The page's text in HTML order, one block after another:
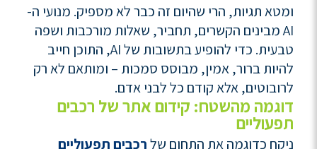
ומטא תגיות, הרי שהיום זה כבר לא מספיק. מנועי ה-
AI מבינים הקשרים, תחביר, שאלות מורכבות ושפה
טבעית. כדי להופיע בתשובות של AI, התוכן חייב
להיות ברור, אמין, מבוסס סמכות – ומותאם לא רק
לרובוטים, אלא קודם כל לבני אדם.
דוגמה מהשטח: קידום אתר של רכבים
תפעוליים
ניקח כדוגמה את התחום שלרכבים תפעוליים